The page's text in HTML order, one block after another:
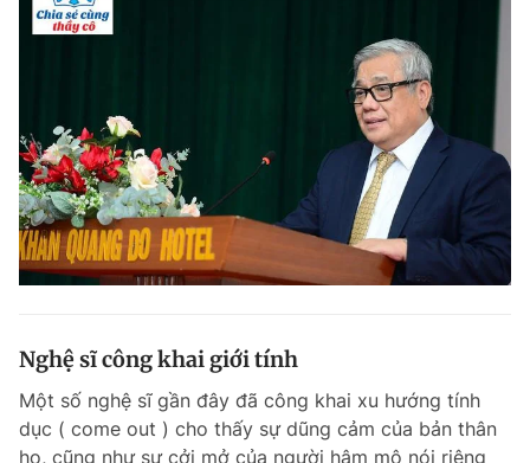
Nghệ sĩ công khai giới tính
Một số nghệ sĩ gần đây đã công khai xu hướng tính
dục ( come out ) cho thấy sự dũng cảm của bản thân
họ, cũng như sự cởi mở của người hâm mộ nói riêng